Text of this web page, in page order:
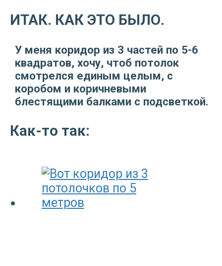
ИТАК. КАК ЭТО БЫЛО.
У меня коридор из 3 частей по 5-6
квадратов, хочу, чтоб потолок
смотрелся единым целым, с
коробом и коричневыми
блестящими балками с подсветкой.
Как-то так: